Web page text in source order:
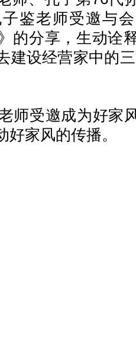
鉴老师受邀与
的分享，生动诠
建设经营家中的
受邀成为好家
家风的传播。